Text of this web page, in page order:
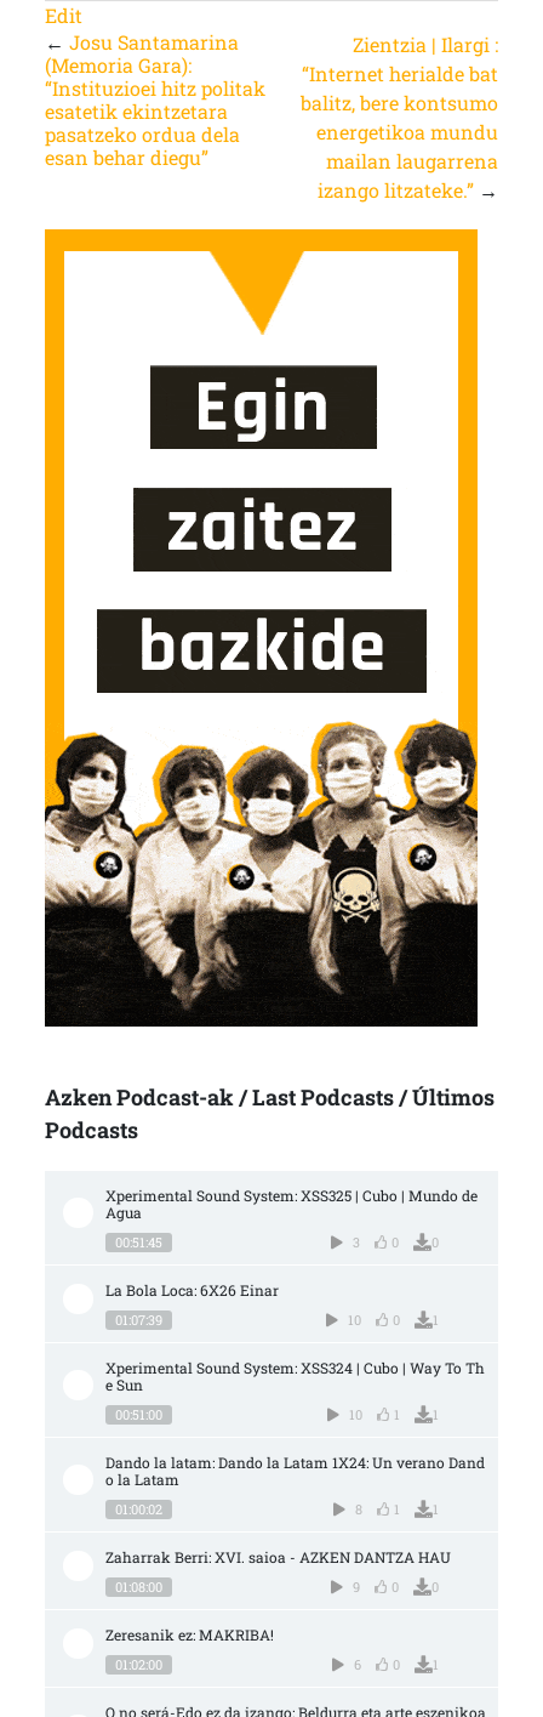
Edit
← Josu Santamarina
(Memoria Gara):
“Instituzioei hitz politak
esatetik ekintzetara
pasatzeko ordua dela
esan behar diegu”
Zientzia | Ilargi :
“Internet herialde bat
balitz, bere kontsumo
energetikoa mundu
mailan laugarrena
izango litzateke.” →
Azken Podcast-ak / Last Podcasts / Últimos
Podcasts
Xperimental Sound System: XSS325 | Cubo | Mundo de
Agua
00:51:45 3 0 0
La Bola Loca: 6X26 Einar
01:07:39 10 0 1
Xperimental Sound System: XSS324 | Cubo | Way To Th
e Sun
00:51:00 10 1 1
Dando la latam: Dando la Latam 1X24: Un verano Dand
o la Latam
01:00:02 8 1 1
Zaharrak Berri: XVI. saioa - AZKEN DANTZA HAU
01:08:00 9 0 0
Zeresanik ez: MAKRIBA!
01:02:00 6 0 1
O no será-Edo ez da izango: Beldurra eta arte eszenikoa